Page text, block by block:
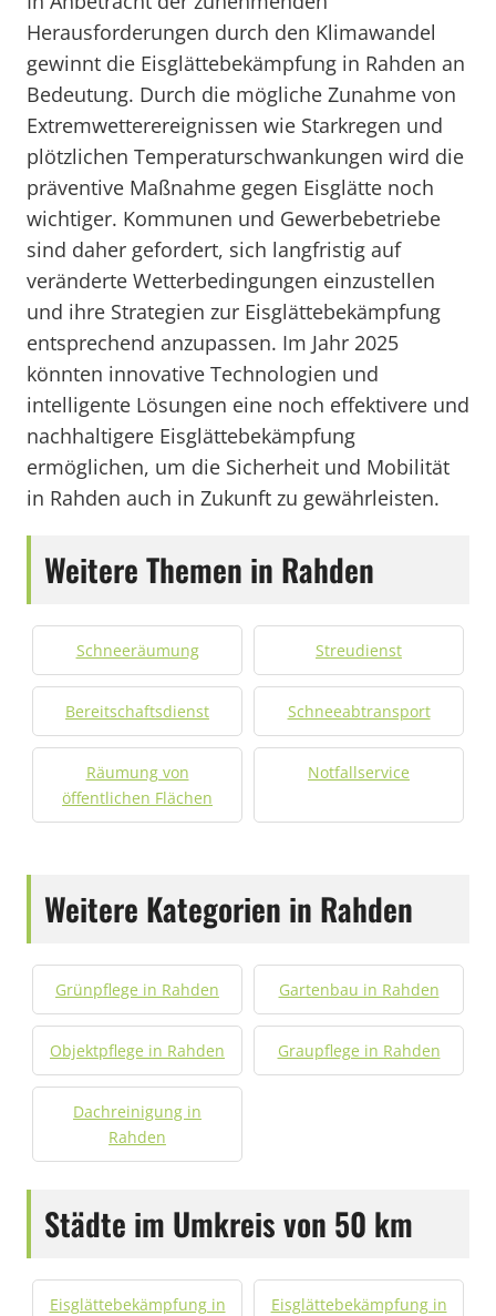
Herausforderungen durch den Klimawandel
gewinnt die Eisglättebekämpfung in Rahden an
Bedeutung. Durch die mögliche Zunahme von
Extremwetterereignissen wie Starkregen und
plötzlichen Temperaturschwankungen wird die
präventive Maßnahme gegen Eisglätte noch
wichtiger. Kommunen und Gewerbebetriebe
sind daher gefordert, sich langfristig auf
veränderte Wetterbedingungen einzustellen
und ihre Strategien zur Eisglättebekämpfung
entsprechend anzupassen. Im Jahr 2025
könnten innovative Technologien und
intelligente Lösungen eine noch effektivere und
nachhaltigere Eisglättebekämpfung
ermöglichen, um die Sicherheit und Mobilität
in Rahden auch in Zukunft zu gewährleisten.
Weitere Themen in Rahden
Schneeräumung Streudienst
Bereitschaftsdienst Schneeabtransport
Räumung von
öffentlichen Flächen
Notfallservice
Weitere Kategorien in Rahden
Grünpflege in Rahden Gartenbau in Rahden
Objektpflege in Rahden Graupflege in Rahden
Dachreinigung in
Rahden
Städte im Umkreis von 50 km
Eisglättebekämpfung in
Eisglättebekämpfung in